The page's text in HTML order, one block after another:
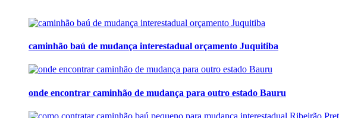
caminhão baú de mudança interestadual orçamento Juquitiba
onde encontrar caminhão de mudança para outro estado Bauru